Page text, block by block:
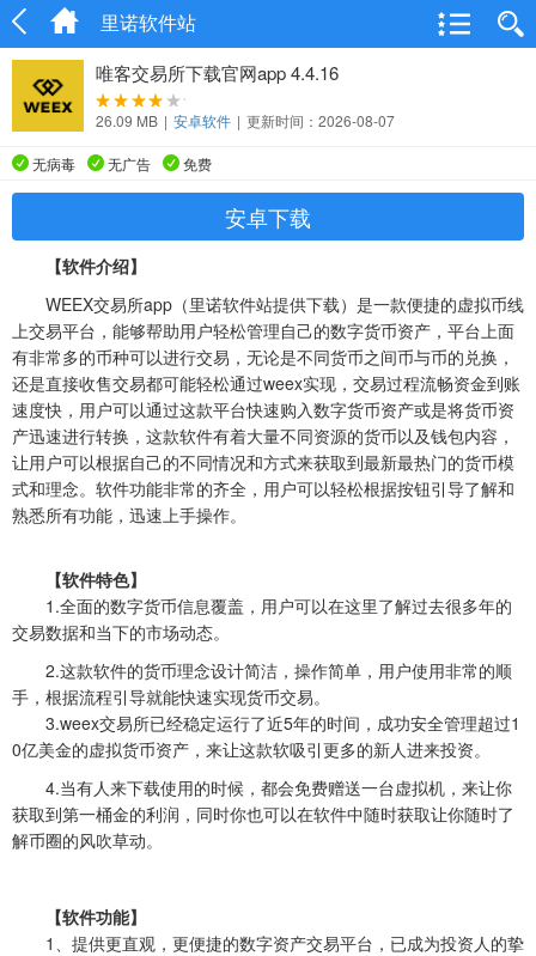
里诺软件站
唯客交易所下载官网app 4.4.16
26.09 MB | 安卓软件 | 更新时间：2026-08-07
无病毒 无广告 免费
安卓下载
【软件介绍】
WEEX交易所app（里诺软件站提供下载）是一款便捷的虚拟币线
上交易平台，能够帮助用户轻松管理自己的数字货币资产，平台上面
有非常多的币种可以进行交易，无论是不同货币之间币与币的兑换，
还是直接收售交易都可能轻松通过weex实现，交易过程流畅资金到账
速度快，用户可以通过这款平台快速购入数字货币资产或是将货币资
产迅速进行转换，这款软件有着大量不同资源的货币以及钱包内容，
让用户可以根据自己的不同情况和方式来获取到最新最热门的货币模
式和理念。软件功能非常的齐全，用户可以轻松根据按钮引导了解和
熟悉所有功能，迅速上手操作。
【软件特色】
1.全面的数字货币信息覆盖，用户可以在这里了解过去很多年的
交易数据和当下的市场动态。
2.这款软件的货币理念设计简洁，操作简单，用户使用非常的顺
手，根据流程引导就能快速实现货币交易。
3.weex交易所已经稳定运行了近5年的时间，成功安全管理超过1
0亿美金的虚拟货币资产，来让这款软吸引更多的新人进来投资。
4.当有人来下载使用的时候，都会免费赠送一台虚拟机，来让你
获取到第一桶金的利润，同时你也可以在软件中随时获取让你随时了
解币圈的风吹草动。
【软件功能】
1、提供更直观，更便捷的数字资产交易平台，已成为投资人的挚